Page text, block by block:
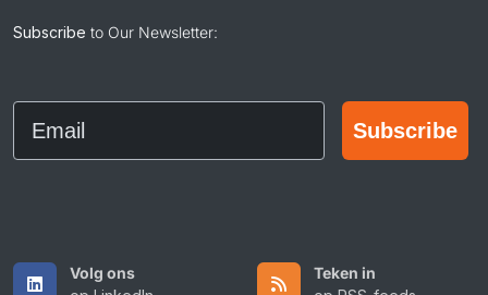
Subscribe to Our Newsletter:
Email
Subscribe
Volg ons
Teken in